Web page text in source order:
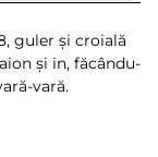
guler și croială
și in, făcându-
vară.